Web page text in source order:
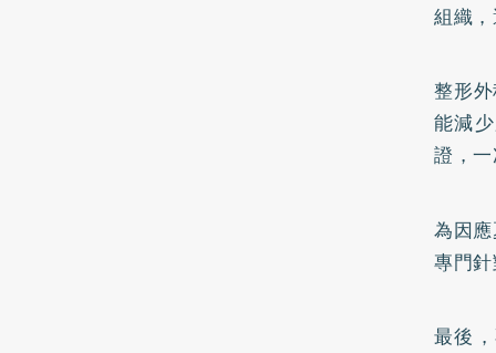
組織
整形
能減
證，
為因
專門
最後